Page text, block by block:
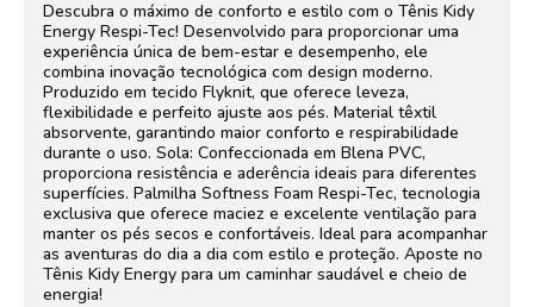
Descubra o máximo de conforto e estilo com o Tênis Kidy
Energy Respi-Tec! Desenvolvido para proporcionar uma
experiência única de bem-estar e desempenho, ele
combina inovação tecnológica com design moderno.
Produzido em tecido Flyknit, que oferece leveza,
flexibilidade e perfeito ajuste aos pés. Material têxtil
absorvente, garantindo maior conforto e respirabilidade
durante o uso. Sola: Confeccionada em Blena PVC,
proporciona resistência e aderência ideais para diferentes
superfícies. Palmilha Softness Foam Respi-Tec, tecnologia
exclusiva que oferece maciez e excelente ventilação para
manter os pés secos e confortáveis. Ideal para acompanhar
as aventuras do dia a dia com estilo e proteção. Aposte no
Tênis Kidy Energy para um caminhar saudável e cheio de
energia!